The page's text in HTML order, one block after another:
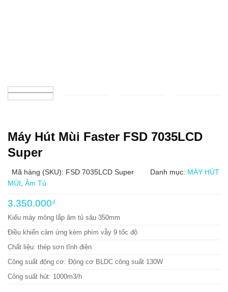
Máy Hút Mùi Faster FSD 7035LCD
Super
Mã hàng (SKU): FSD 7035LCD Super Danh mục: MÁY HÚT
MÙI, Âm Tủ
3.350.000₫
Kiểu máy mỏng lắp âm tủ sâu 350mm
Điều khiển cảm ứng kèm phím vẫy 9 tốc độ
Chất liệu: thép sơn tĩnh điện
Công suất động cơ: Động cơ BLDC công suất 130W
Công suất hút: 1000m3/h